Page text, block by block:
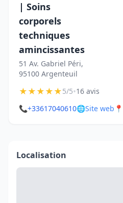
| Soins
corporels
techniques
amincissantes
51 Av. Gabriel Péri,
95100 Argenteuil
★★★★★5/5•16 avis
📞+33617040610🌐Site web 📍
Localisation